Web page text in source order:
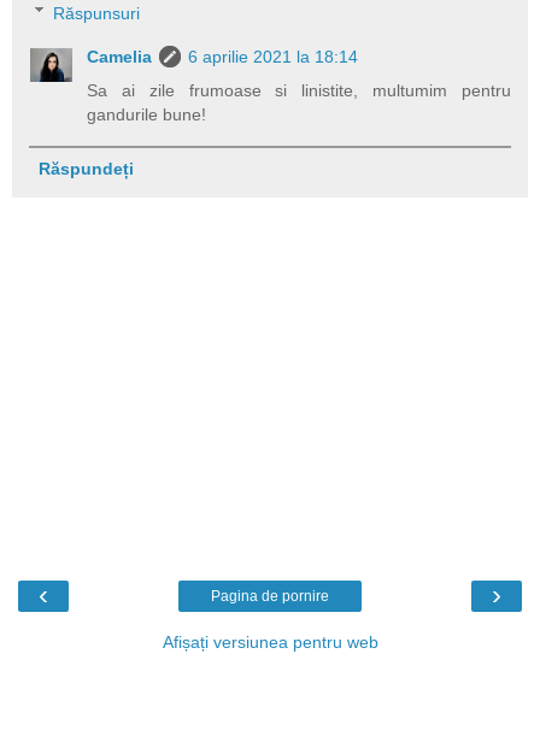
Răspunsuri
Camelia
6 aprilie 2021 la 18:14
Sa ai zile frumoase si linistite, multumim pentru
gandurile bune!
Răspundeți
‹ ›
Pagina de pornire
Afișați versiunea pentru web